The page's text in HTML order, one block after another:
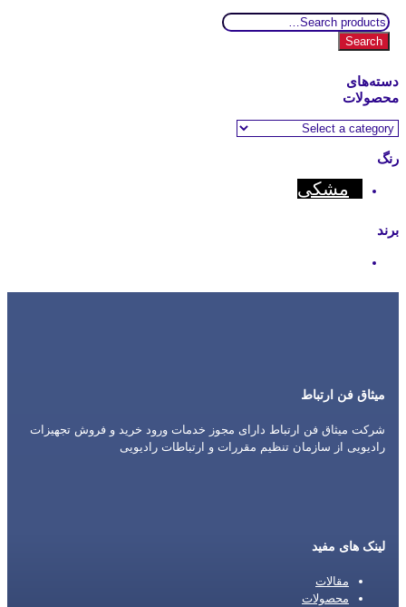
Search
for:
Search
دسته‌های
محصولات
رنگ
مشکی
برند
میثاق فن ارتباط
شرکت میثاق فن ارتباط دارای مجوز خدمات ورود خرید و فروش تجهیزات
رادیویی از سازمان تنظیم مقررات و ارتباطات رادیویی
لینک های مفید
مقالات
محصولات